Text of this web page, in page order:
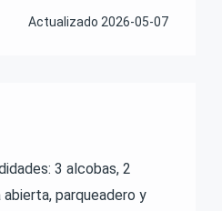
Actualizado 2026-05-07
3 alcobas, 2
parqueadero y